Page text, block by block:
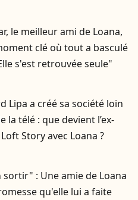
le meilleur ami de Loana,
clé où tout a basculé
s'est retrouvée seule"
Lipa a créé sa société loin
la télé : que devient l’ex-
Story avec Loana ?
sortir" : Une amie de Loana
qu'elle lui a faite